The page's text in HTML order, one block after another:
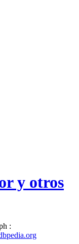
y otros
: